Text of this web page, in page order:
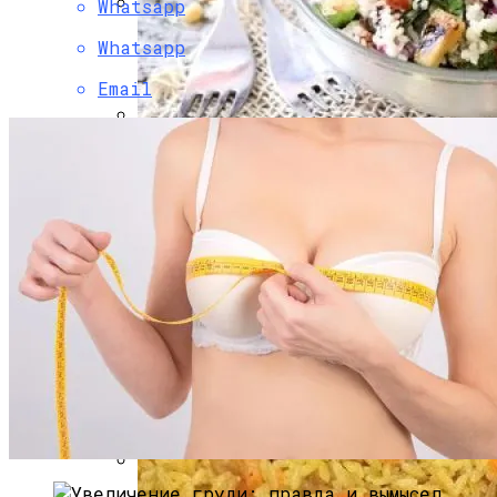
Саморезы И Шурупы Для Деревянных
Изделий Купить По Выгодной Цене
Боль В Пояснице: Причины И
Профилактика Для Всей Семьи
Легкий И Полезный Табуле Из Кускуса
С Цуккини И Кедровыми Орехами Для
Постного Стола
Whatsapp
Whatsapp
Email